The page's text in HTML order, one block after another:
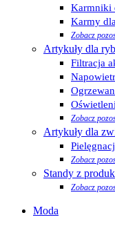
Karmniki
Karmy
Zobacz
Artykuły dla
Filtracja
Zobacz
Artykuły dla
Zobacz
Standy z
Zobacz
Moda